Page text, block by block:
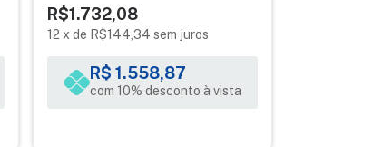
R$1.732,08
12 xde R$144,34 sem juros
R$ 1.558,87
com 10% desconto à vista